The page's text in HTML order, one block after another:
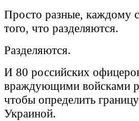
Просто разные, каждому
того, что разделяются.
Разделяются.
И 80 российских
враждующими войсками
чтобы определить
Украиной.